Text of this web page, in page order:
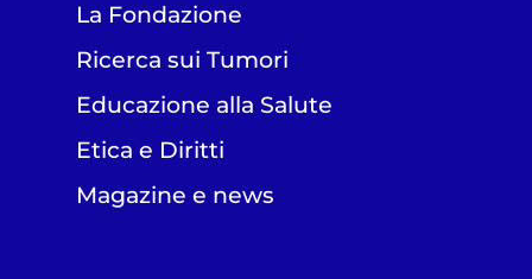
La Fondazione
Ricerca sui Tumori
Educazione alla Salute
Etica e Diritti
Magazine e news